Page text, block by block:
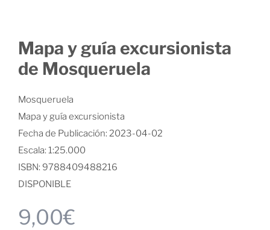
Mapa y guía excursionista
de Mosqueruela
Mosqueruela
Mapa y guía excursionista
Fecha de Publicación: 2023-04-02
Escala: 1:25.000
ISBN: 9788409488216
DISPONIBLE
9,00€